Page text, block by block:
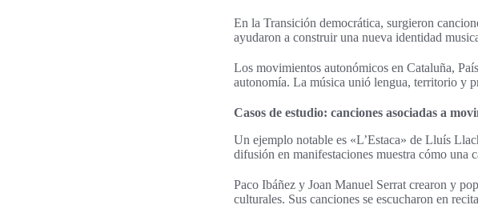
En la Transición democrática, surgieron
ayudaron a construir una nueva identidad
Los movimientos autonómicos en Cataluña,
autonomía. La música unió lengua, territorio y
Casos de estudio: canciones asociadas a
Un ejemplo notable es «L’Estaca» de Lluís
difusión en manifestaciones muestra cómo una
Paco Ibáñez y Joan Manuel Serrat crearon y
culturales. Sus canciones se escucharon en